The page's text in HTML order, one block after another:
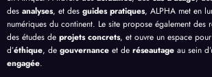
des analyses, et des guides pratiques, ALPHA met en
numériques du continent. Le site propose également des
des études de projets concrets, et ouvre un espace
d’éthique, de gouvernance et de réseautage au sein
engagée.